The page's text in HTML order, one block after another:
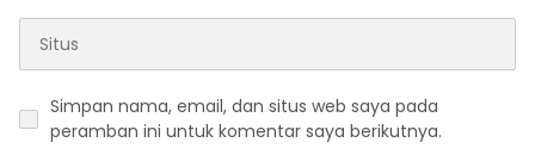
Simpan nama, email, dan situs web saya pada
peramban ini untuk komentar saya berikutnya.